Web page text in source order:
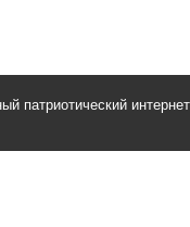
патриотический